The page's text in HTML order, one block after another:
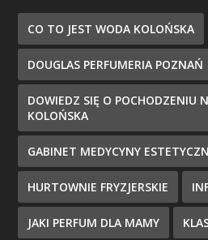
CO TO JEST WODA KOLOŃSKA
DOUGLAS PERFUMERIA POZNAŃ
DOWIEDZ SIĘ O POCHODZENIU
KOLOŃSKA
GABINET MEDYCYNY
HURTOWNIE FRYZJERSKIE
JAKI PERFUM DLA MAMY